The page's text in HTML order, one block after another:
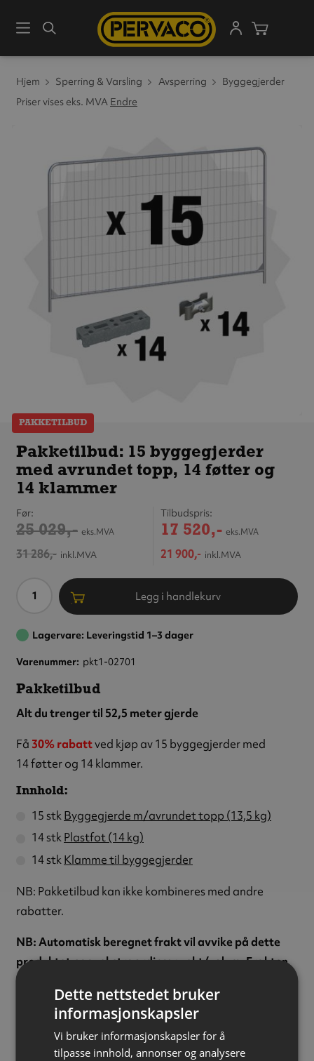
MenySøk
Hjem Sperring & Varsling Avsperring
Byggegjerder
Priser vises eks. MVA Endre
PAKKETILBUD
Pakketilbud:
med avrundet
topp, 14 føtter
og 14 klammer
Pakketilbud: 15 byggegjerder
med avrundet topp, 14 føtter og
14 klammer
Tilbudspris
17 520,- eks.MVA
21 900,- inkl.MVA
Før
25 029,- eks.MVA
31 286,- inkl.MVA
Antall Legg i handlekurv
Lagervare: Leveringstid 1–3 dager
Varenummer pkt1-02701
Pakketilbud
Alt du trenger til 52,5 meter gjerde
Få 30% rabattved kjøp av 15 byggegjerder med
14 føtter og 14 klammer.
Innhold:
15 stkByggegjerde m/avrundet topp (13,5 kg)
14 stkPlastfot (14 kg)
14 stkKlamme til byggegjerder
NB: Pakketilbud kan ikke kombineres med andre
rabatter.
NB: Automatisk beregnet frakt vil avvike på dette
produktet pga. ekstraordinær vekt/volum. Frakten
beregnes derfor manuelt i ettertid og du vil bli
kontaktet med eksakt pris. Eventuelt ta
bestilling for nøyaktig beregnet frakt.
Materiale:Galvanisert stål og plast
Dette nettstedet bruker
informasjonskapsler
Vi bruker informasjonskapsler for å
tilpasse innhold, annonser og analysere